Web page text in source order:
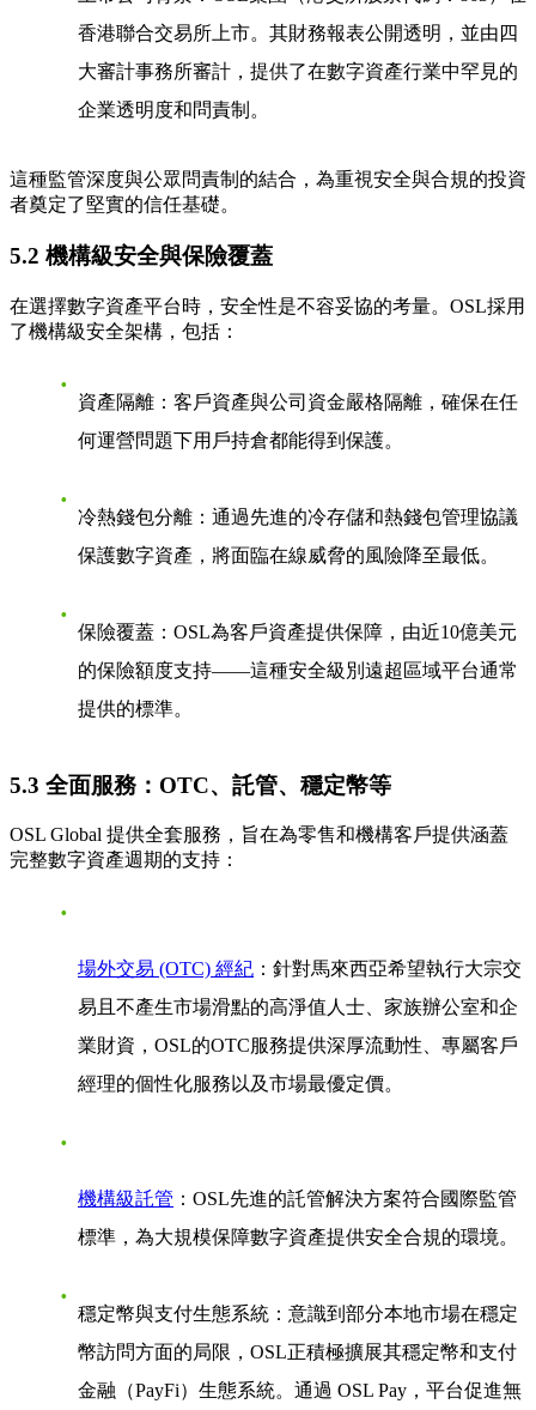
香港聯合交易所上市。其財務報表公開透明，並由四
大審計事務所審計，提供了在數字資產行業中罕見的
企業透明度和問責制。
這種監管深度與公眾問責制的結合，為重視安全與合規的投資
者奠定了堅實的信任基礎。
5.2 機構級安全與保險覆蓋
在選擇數字資產平台時，安全性是不容妥協的考量。OSL採用
了機構級安全架構，包括：
資產隔離 ：客戶資產與公司資金嚴格隔離，確保在任
何運營問題下用戶持倉都能得到保護。
冷熱錢包分離 ：通過先進的冷存儲和熱錢包管理協議
保護數字資產，將面臨在線威脅的風險降至最低。
保險覆蓋 ：OSL為客戶資產提供保障，由近10億美元
的保險額度支持——這種安全級別遠超區域平台通常
提供的標準。
5.3 全面服務：OTC、託管、穩定幣等
OSL Global 提供全套服務，旨在為零售和機構客戶提供涵蓋
完整數字資產週期的支持：
場外交易 (OTC) 經紀 ：針對馬來西亞希望執行大宗交
易且不產生市場滑點的高淨值人士、家族辦公室和企
業財資，OSL的OTC服務提供深厚流動性、專屬客戶
經理的個性化服務以及市場最優定價。
機構級託管 ：OSL先進的託管解決方案符合國際監管
標準，為大規模保障數字資產提供安全合規的環境。
穩定幣與支付生態系統 ：意識到部分本地市場在穩定
幣訪問方面的局限，OSL正積極擴展其穩定幣和支付
金融（PayFi）生態系統。通過 OSL Pay，平台促進無